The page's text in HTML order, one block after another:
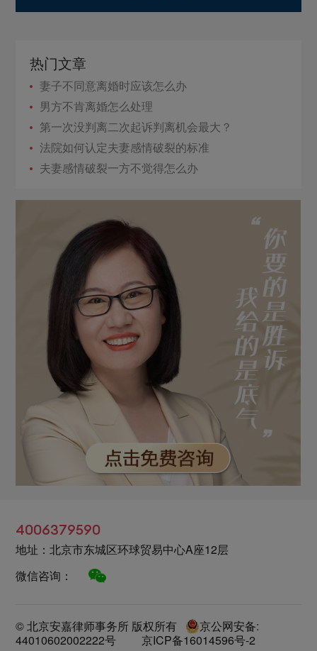
热门文章
妻子不同意离婚时应该怎么办
男方不肯离婚怎么处理
第一次没判离二次起诉判离机会最大？
法院如何认定夫妻感情破裂的标准
夫妻感情破裂一方不觉得怎么办
4006379590
地址：北京市东城区环球贸易中心A座12层
微信咨询：
© 北京安嘉律师事务所 版权所有
京公网安备:
44010602002222号
京ICP备16014596号-2